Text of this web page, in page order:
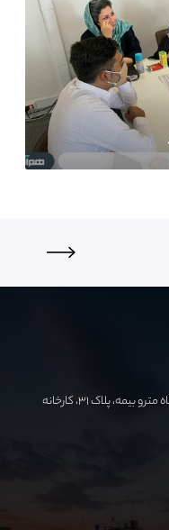
تهران، میدان آزادی، اتوبان لشگری، بعد از ایستگاه مترو بیمه، پلاک ۳۱، کارخانه